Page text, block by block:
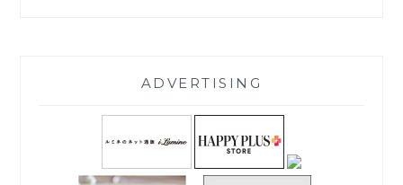
ADVERTISING